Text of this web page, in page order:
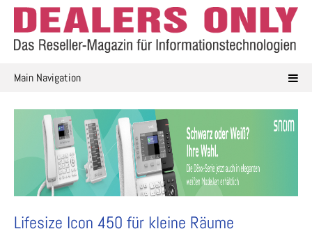
Skip
content
Main Navigation
Lifesize Icon 450 für kleine Räume